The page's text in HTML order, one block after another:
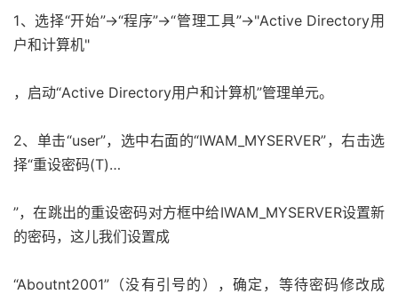
1、选择“开始”->“程序”->“管理工具”->"Active Directory用
户和计算机"
，启动“Active Directory用户和计算机”管理单元。
2、单击“user”，选中右面的“IWAM_MYSERVER”，右击选
择“重设密码(T)…
”，在跳出的重设密码对方框中给IWAM_MYSERVER设置新
的密码，这儿我们设置成
“Aboutnt2001”（没有引号的），确定，等待密码修改成